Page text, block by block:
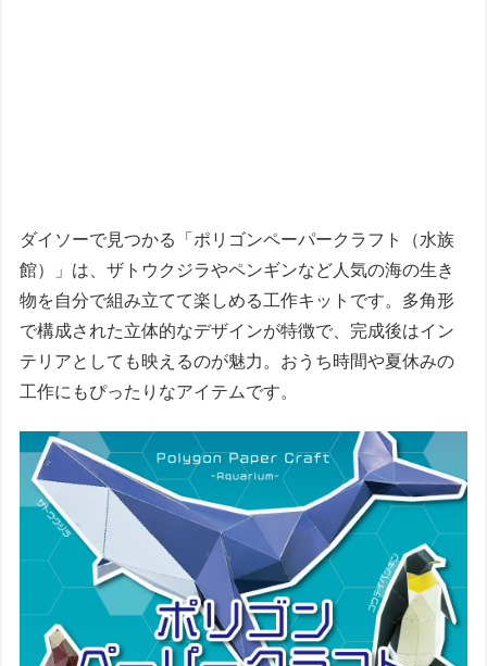
ダイソーで見つかる「ポリゴンペーパークラフト（水族
館）」は、ザトウクジラやペンギンなど人気の海の生き
物を自分で組み立てて楽しめる工作キットです。多角形
で構成された立体的なデザインが特徴で、完成後はイン
テリアとしても映えるのが魅力。おうち時間や夏休みの
工作にもぴったりなアイテムです。